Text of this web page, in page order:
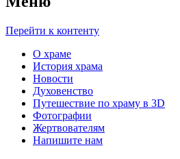
Перейти к контенту
О храме
История храма
Новости
Духовенство
Путешествие по храму в 3D
Фотографии
Жертвователям
Напишите нам